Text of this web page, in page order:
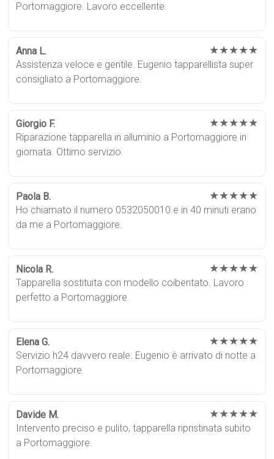
Portomaggiore. Lavoro eccellente.
Anna L. ★★★★★
Assistenza veloce e gentile. Eugenio tapparellista super
consigliato a Portomaggiore.
Giorgio F. ★★★★★
Riparazione tapparella in alluminio a Portomaggiore in
giornata. Ottimo servizio.
Paola B. ★★★★★
Ho chiamato il numero 0532050010 e in 40 minuti erano
da me a Portomaggiore.
Nicola R. ★★★★★
Tapparella sostituita con modello coibentato. Lavoro
perfetto a Portomaggiore.
Elena G. ★★★★★
Servizio h24 davvero reale. Eugenio è arrivato di notte a
Portomaggiore.
Davide M. ★★★★★
Intervento preciso e pulito, tapparella ripristinata subito
a Portomaggiore.